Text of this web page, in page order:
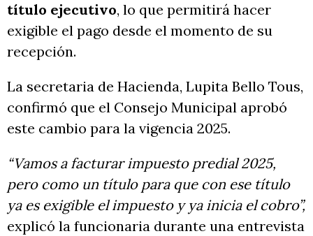
título ejecutivo, lo que permitirá hacer
exigible el pago desde el momento de su
recepción.
La secretaria de Hacienda, Lupita Bello Tous,
confirmó que el Consejo Municipal aprobó
este cambio para la vigencia 2025.
“Vamos a facturar impuesto predial 2025,
pero como un título para que con ese título
ya es exigible el impuesto y ya inicia el cobro”,
explicó la funcionaria durante una entrevista